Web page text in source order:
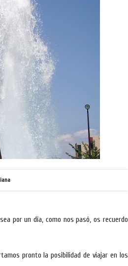
por un día, como nos pasó, os recuerdo
pronto la posibilidad de viajar en los